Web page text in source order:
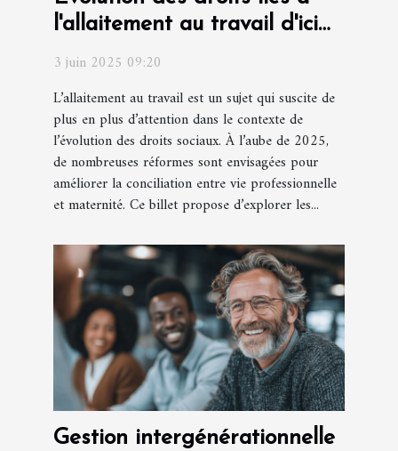
l'allaitement au travail d'ici
3 juin 2025 09:20
L’allaitement au travail est un sujet qui suscite de
plus en plus d’attention dans le contexte de
l’évolution des droits sociaux. À l’aube de 2025,
de nombreuses réformes sont envisagées pour
améliorer la conciliation entre vie professionnelle
et maternité. Ce billet propose d’explorer les...
Gestion intergénérationnelle